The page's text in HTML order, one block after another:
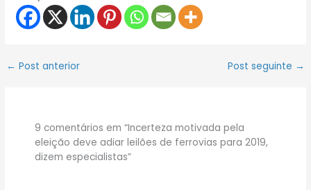
← Post anterior Post seguinte →
9 comentários em “Incerteza motivada pela
eleição deve adiar leilões de ferrovias para 2019,
dizem especialistas”